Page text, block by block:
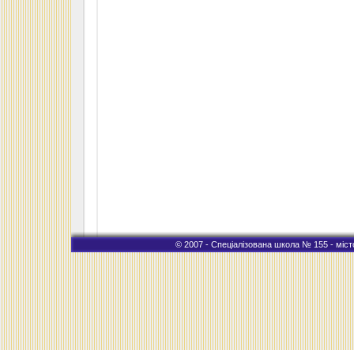
© 2007 - Спеціалізована школа № 155 -